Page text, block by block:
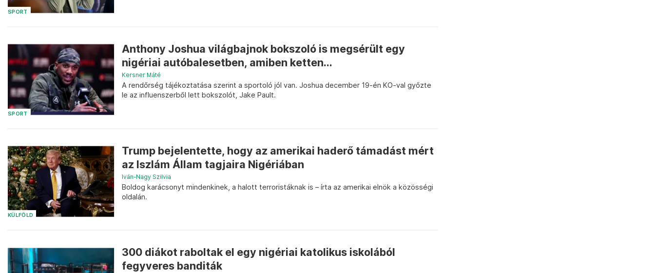
SPORT
SPORT
Anthony Joshua világbajnok bokszoló is megsérült egy
nigériai autóbalesetben, amiben ketten...
Kersner Máté
A rendőrség tájékoztatása szerint a sportoló jól van. Joshua december 19-én KO-val győzte
le az influenszerből lett bokszolót, Jake Pault.
KÜLFÖLD
Trump bejelentette, hogy az amerikai haderő támadást mért
az Iszlám Állam tagjaira Nigériában
Iván-Nagy Szilvia
Boldog karácsonyt mindenkinek, a halott terroristáknak is – írta az amerikai elnök a közösségi
oldalán.
300 diákot raboltak el egy nigériai katolikus iskolából
fegyveres banditák